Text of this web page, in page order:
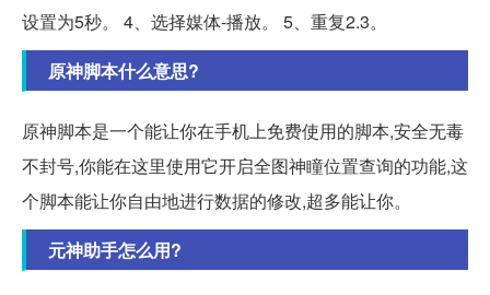
设置为5秒。 4、选择媒体-播放。 5、重复2.3。
原神脚本什么意思?
原神脚本是一个能让你在手机上免费使用的脚本,安全无毒
不封号,你能在这里使用它开启全图神瞳位置查询的功能,这
个脚本能让你自由地进行数据的修改,超多能让你。
元神助手怎么用?